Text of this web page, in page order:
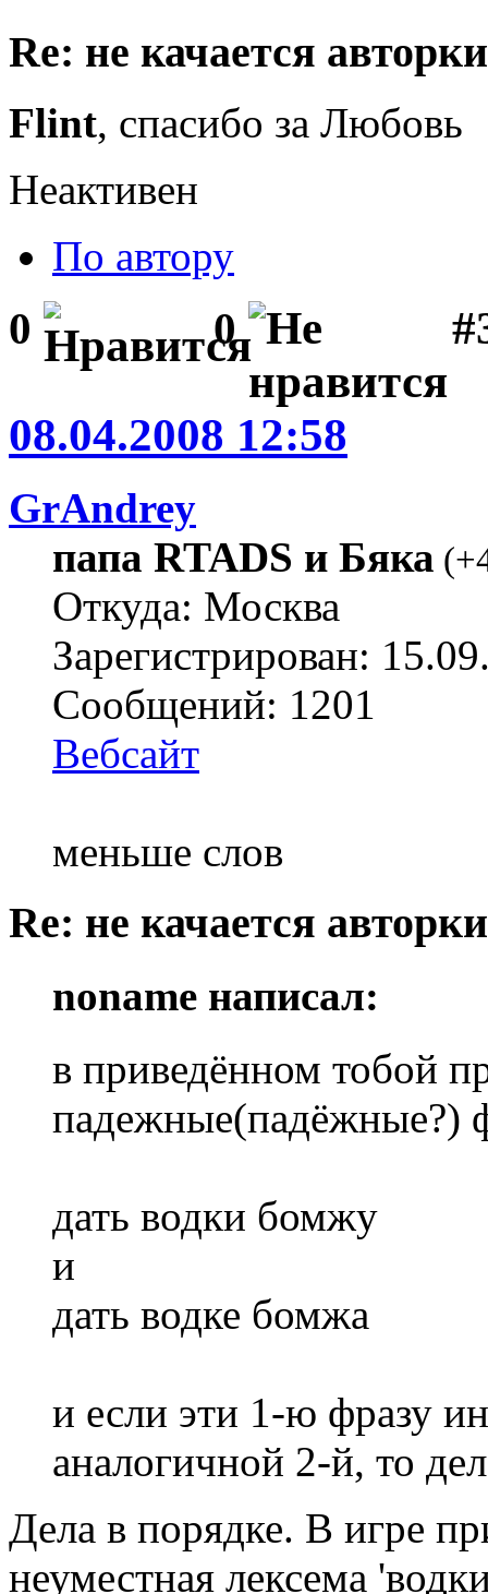
Re: не качается
Flint, спасибо за Любовь
Неактивен
По автору
0 0
08.04.2008 12:58
GrAndrey
папа RTADS и Бяка (
Откуда: Москва
Зарегистрирован:
Сообщений: 1201
Вебсайт
меньше слов
Re: не качается
noname написал:
в приведённом тобой
падежные(падёжные?)
дать водки бомжу
и
дать водке бомжа
и если эти 1-ю фразу
аналогичной 2-й, то
Дела в порядке. В игре
неуместная лексема